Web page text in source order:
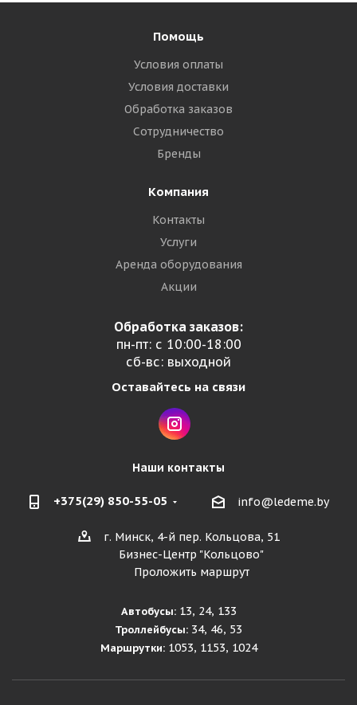
Помощь
Условия оплаты
Условия доставки
Обработка заказов
Сотрудничество
Бренды
Компания
Контакты
Услуги
Аренда оборудования
Акции
Обработка заказов:
пн-пт: с 10:00-18:00
сб-вс: выходной
Оставайтесь на связи
Наши контакты
+375(29) 850-55-05 info@ledeme.by
г. Минск, 4-й пер. Кольцова, 51
Бизнес-Центр "Кольцово"
Проложить маршрут
Автобусы:13, 24, 133
Троллейбусы: 34, 46, 53
Маршрутки:1053, 1153, 1024